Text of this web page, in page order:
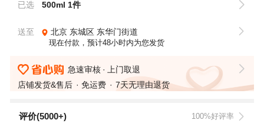
已选 500ml 1件
送至 北京 东城区 东华门街道
现在付款，预计48小时内为您发货
急速审核
上门取退
店铺发货&售后
免运费 7天无理由退货
评价(5000+) 100%好评率